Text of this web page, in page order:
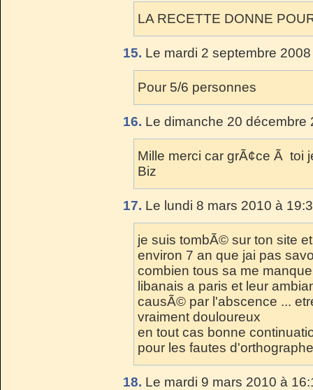
LA RECETTE DONNE
15. Le mardi 2 septembre
Pour 5/6 personnes
16. Le dimanche 20
Mille merci car grÃ¢ce Ã toi
Biz
17. Le lundi 8 mars 2010 à
je suis tombÃ© sur ton site
environ 7 an que jai pas
combien tous sa me
libanais a paris et leur
causÃ© par l'abscence ...
vraiment douloureux
en tout cas bonne
pour les fautes
18. Le mardi 9 mars 2010 à